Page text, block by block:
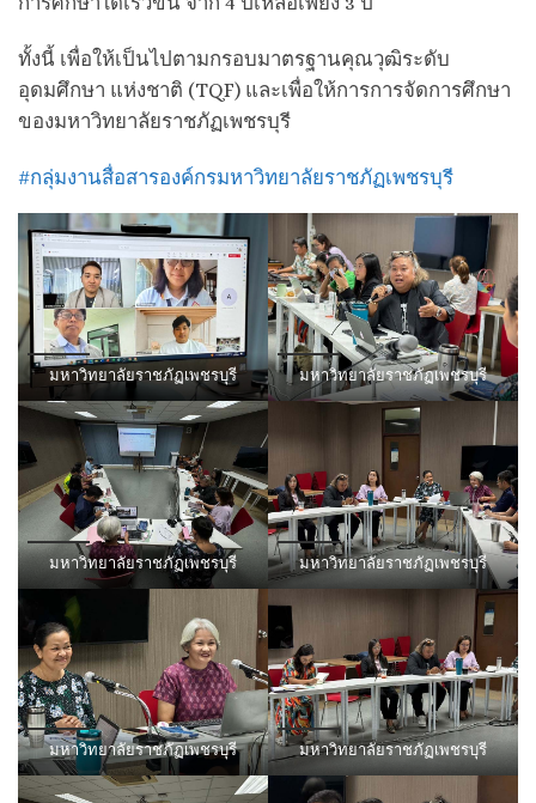
ทั้งนี้ เพื่อให้เป็นไปตามกรอบมาตรฐานคุณวุฒิระดับ
อุดมศึกษา แห่งชาติ (TQF) และเพื่อให้การการจัดการศึกษา
ของมหาวิทยาลัยราชภัฏเพชรบุรี
#กลุ่มงานสื่อสารองค์กรมหาวิทยาลัยราชภัฏเพชรบุรี
มหาวิทยาลัยราชภัฏเพชรบุรี มหาวิทยาลัยราชภัฏเพชรบุรี
มหาวิทยาลัยราชภัฏเพชรบุรี มหาวิทยาลัยราชภัฏเพชรบุรี
มหาวิทยาลัยราชภัฏเพชรบุรี มหาวิทยาลัยราชภัฏเพชรบุรี